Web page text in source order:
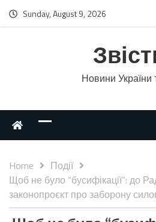
Sunday, August 9, 2026
Новини України
Home
Події
Щоб не було “бусифікації”: до
законопроєкт про заборону